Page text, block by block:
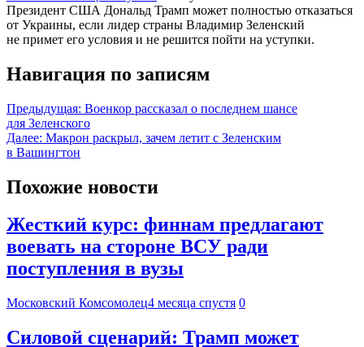
Президент США Дональд Трамп может полностью отказаться
от Украины, если лидер страны Владимир Зеленский
не примет его условия и не решится пойти на уступки.
Навигация по записям
Предыдущая: Военкор рассказал о последнем шансе
для Зеленского
Далее: Макрон раскрыл, зачем летит с Зеленским
в Вашингтон
Похожие новости
Жесткий курс: финнам предлагают
воевать на стороне ВСУ ради
поступления в вузы
Московский Комсомолец4 месяца спустя 0
Силовой сценарий: Трамп может